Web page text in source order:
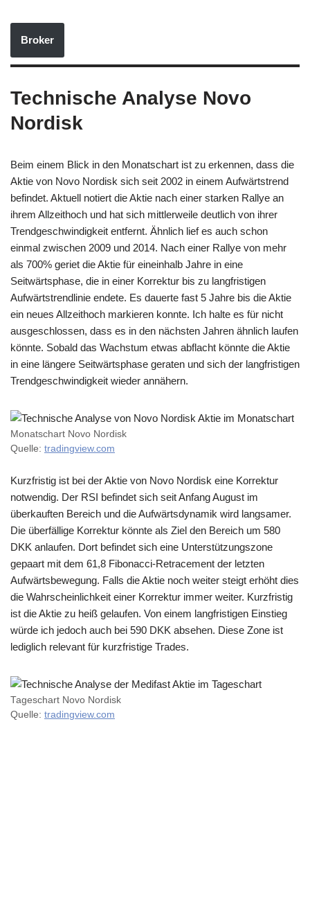
Broker
Technische Analyse Novo
Nordisk
Beim einem Blick in den Monatschart ist zu erkennen, dass die
Aktie von Novo Nordisk sich seit 2002 in einem Aufwärtstrend
befindet. Aktuell notiert die Aktie nach einer starken Rallye an
ihrem Allzeithoch und hat sich mittlerweile deutlich von ihrer
Trendgeschwindigkeit entfernt. Ähnlich lief es auch schon
einmal zwischen 2009 und 2014. Nach einer Rallye von mehr
als 700% geriet die Aktie für eineinhalb Jahre in eine
Seitwärtsphase, die in einer Korrektur bis zu langfristigen
Aufwärtstrendlinie endete. Es dauerte fast 5 Jahre bis die Aktie
ein neues Allzeithoch markieren konnte. Ich halte es für nicht
ausgeschlossen, dass es in den nächsten Jahren ähnlich laufen
könnte. Sobald das Wachstum etwas abflacht könnte die Aktie
in eine längere Seitwärtsphase geraten und sich der langfristigen
Trendgeschwindigkeit wieder annähern.
Monatschart Novo Nordisk
Quelle: tradingview.com
Kurzfristig ist bei der Aktie von Novo Nordisk eine Korrektur
notwendig. Der RSI befindet sich seit Anfang August im
überkauften Bereich und die Aufwärtsdynamik wird langsamer.
Die überfällige Korrektur könnte als Ziel den Bereich um 580
DKK anlaufen. Dort befindet sich eine Unterstützungszone
gepaart mit dem 61,8 Fibonacci-Retracement der letzten
Aufwärtsbewegung. Falls die Aktie noch weiter steigt erhöht dies
die Wahrscheinlichkeit einer Korrektur immer weiter. Kurzfristig
ist die Aktie zu heiß gelaufen. Von einem langfristigen Einstieg
würde ich jedoch auch bei 590 DKK absehen. Diese Zone ist
lediglich relevant für kurzfristige Trades.
Tageschart Novo Nordisk
Quelle: tradingview.com